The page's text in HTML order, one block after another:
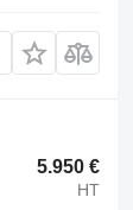
5.950 €
HT